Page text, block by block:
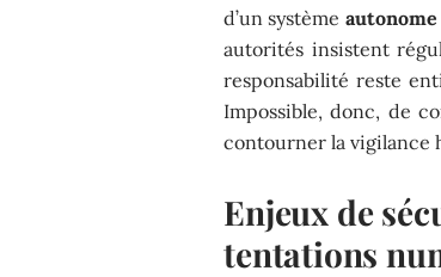
d’un système autonome
autorités insistent
responsabilité reste
Impossible, donc, de
contourner la vigilance
Enjeux de
tentations